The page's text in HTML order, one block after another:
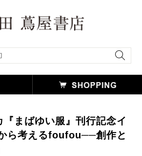
『まばゆい服』刊行記念イ
ら考えるfoufou──創作と